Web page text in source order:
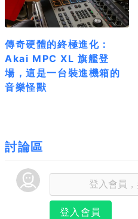
傳奇硬體的終極進化：
Akai MPC XL 旗艦登
場，這是一台裝進機箱的
音樂怪獸
討論區
登入會員